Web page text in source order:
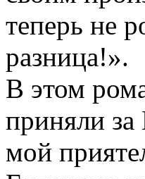
теперь не
разница!».
В этом
приняли
мой